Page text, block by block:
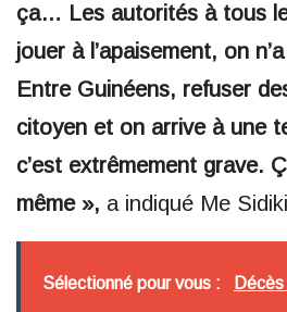
ça… Les autorités à tous
jouer à l’apaisement, on
Entre Guinéens, refuser
citoyen et on arrive à une
c’est extrêmement grave.
même », a indiqué Me
Sélectionné pour vous :